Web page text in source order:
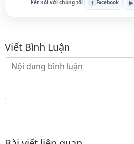
Kết nối với chúng tôi f Facebook ▶
Bình luận
Viết Bình Luận
Nội dung bình luận